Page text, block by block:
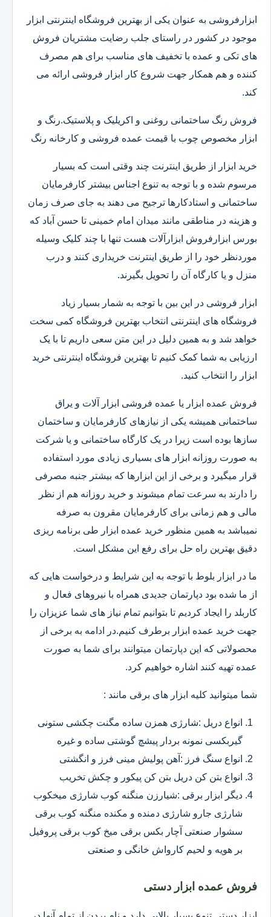
ابزارفروشی به عنوان یکی از بهترین فروشگاه اینترنتی ابزار
موجود در کشور در راستای جلب رضایت مشتریان فروش
های تکی و عمده با تخفیف های مناسب برای هم مصرف
کننده و هم همکار جهت شروع کار ابزار فروشی ارائه می
کند.
فروش رنگ ساختمانی روغنی و اکریلیک و پلاستیک.رنگ و
ابزار مخصوص چوب با قیمت عمده فروشی و کارخانه رنگ
خرید ابزار از طریق اینترنت چند وقتی است که بسیار
مرسوم شده و با توجه به تنوع اجناس بیشتر کارفرمایان
ساختمانی و استادکارها ترجیح می دهند به جای صرف زمان
و هزینه در مناطقی مانند میدان امام خمینی تا حسن آباد که
بورس ابزارفروش ابزارآلات هست تنها با چند کلیک وسیله
موردنظر خود را از طریق اینترنت خریداری کنند و درب
منزل و یا کارگاه آن را تحویل بگیرند.
ابزار فروشی در این بین با توجه به شمار بسیار زیاد
فروشگاه های اینترنتی انتخاب بهترین فروشگاه کمی سخت
خواهد شد و به همین دلیل در این متن سعی داریم تا با یک
ارزیابی به شما کمک کنیم تا بهترین فروشگاه اینترنتی خرید
ابزار را انتخاب کنید.
فروش عمده ابزار یا عمده فروشی ابزار آلات و یراق
ساختمانی همیشه یکی از نیازهای کارفرمایان و ساختمان
سازها بوده است زیرا در یک کارگاه ساختمانی و یا شرکت
به صورت روزانه ابزار های بسیاری زیادی مورد استفاده
قرار میگیرد و برخی از این ابزارها که بیشتر جنبه مصرفی
را دارند به سرعت تمام میشوند و خرید روزانه هم از نظر
مالی و هم زمانی برای کارفرمایان مقرون به صرفه
نمیباشد به همین منظور خرید عمده ابزار طی برنامه ریزی
دقیق بهترین راه حل برای رفع این مشکل است.
ما در ابزار بلوط با توجه به این شرایط و درخواست هایی که
از ما شده بود دپارتمان جدیدی همراه با نیروهای فعال و
کاربلد را ایجاد کردیم تا بتوانیم تمام نیاز های شما عزیزان را
جهت خرید عمده ابزار برطرف کنیم.در ادامه به برخی از
محصولاتی که این دپارتمان میتوانند برای شما به صورت
عمده تهیه کنند اشاره خواهیم کرد.
شما میتوانید کلیه ابزار های برقی مانند :
انواع دریل :شارژی همزن ساده مگنت چکشی ستونی
گیربکسی نمونه بردار پیشچ گوشتی ساده و غیره
انواع سنگ فرز :آهن پولیش مینی فرز و انگشتی
انواع بتن کن دریل بتن کن پیکور و چکش تخریب
دیگر ابزار برقی :شیارزن منگنه کوب شارژی میخکوب
شارژی جارو شارژی دمنده و مکنده منگنه کوب برقی
سشوار صنعتی آچار بکس برقی میخ کوب برقی پروفیل
بر هویه و لحیم کارواش خانگی و صنعتی
فروش عمده ابزار دستی